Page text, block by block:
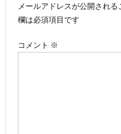
ビ
ゲ
メールアドレスが公開される
欄は必須項目です
コメント ※